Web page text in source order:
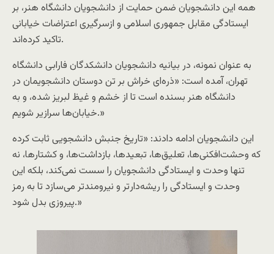
همه این دانشجویان ضمن حمایت از دانشجویان دانشگاه هنر، بر
ایستادگی مقابل جمهوری اسلامی و ازسرگیری اعتراضات خیابانی
تاکید کرده‌اند.
به عنوان نمونه، در بیانیه دانشجویان دانشکدگان فارابی دانشگاه
تهران، آمده است: «ذره‌ای خراش بر تن دوستان دانشجویمان در
دانشگاه هنر بسنده است تا از خشم و غیظ لبریز شده، و به
خیابان‌ها سرازیر شویم.»
این دانشجویان ادامه دادند: «تاریخ جنبش دانشجویی ثابت کرده
که وحشت‌افکنی‌ها، تعلیق‌ها، تبعیدها، بازداشت‌ها، و کشتارها، نه
تنها وحدت و ایستادگی دانشجویان را سست نمی‌کند، بلکه این
وحدت و ایستادگی را ریشه‌دار‌تر و نیرومندتر می‌سازد تا به رمز
پیروزی بدل شود.»